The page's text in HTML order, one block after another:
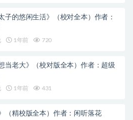
子的悠闲生活》（校对全本）作者：
1年前 720
当老大》（校对版全本）作者：超级
1年前 431
（精校版全本）作者：闲听落花